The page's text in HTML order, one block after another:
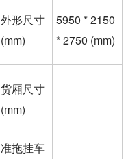
外形尺寸
(mm)
5950 * 2150
* 2750 (mm)
货厢尺寸
(mm)
准拖挂车